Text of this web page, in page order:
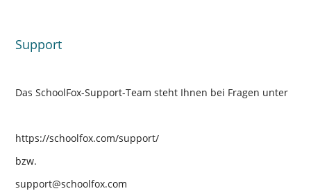
Support
Das SchoolFox-Support-Team steht Ihnen bei Fragen unter
https://schoolfox.com/support/
bzw.
support@schoolfox.com